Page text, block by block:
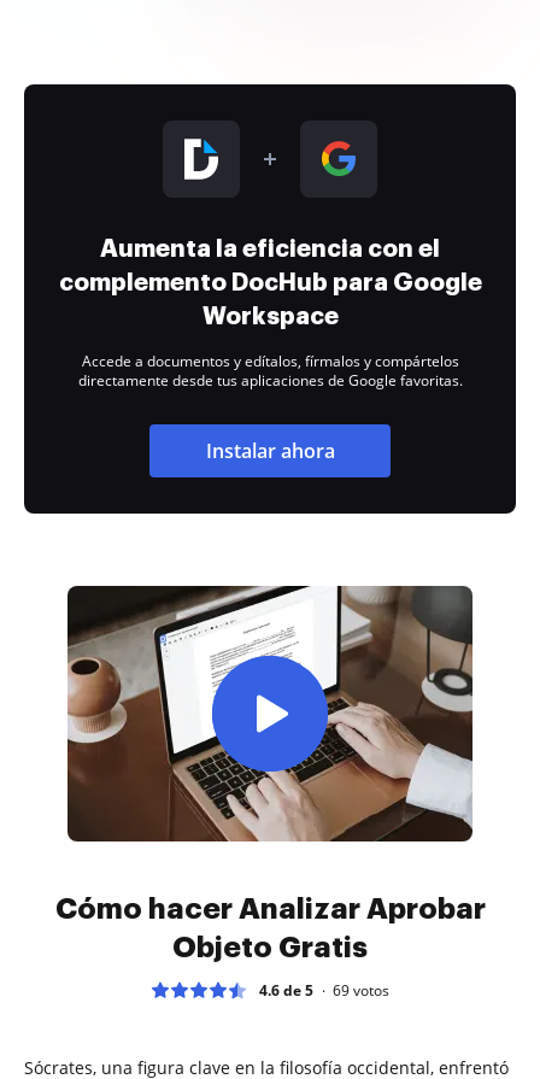
Aumenta la eficiencia con el
complemento DocHub para Google
Workspace
Accede a documentos y edítalos, fírmalos y compártelos
directamente desde tus aplicaciones de Google favoritas.
Instalar ahora
Cómo hacer Analizar Aprobar
Objeto Gratis
4.6 de 5 69votos
Sócrates, una figura clave en la filosofía occidental, enfrentó